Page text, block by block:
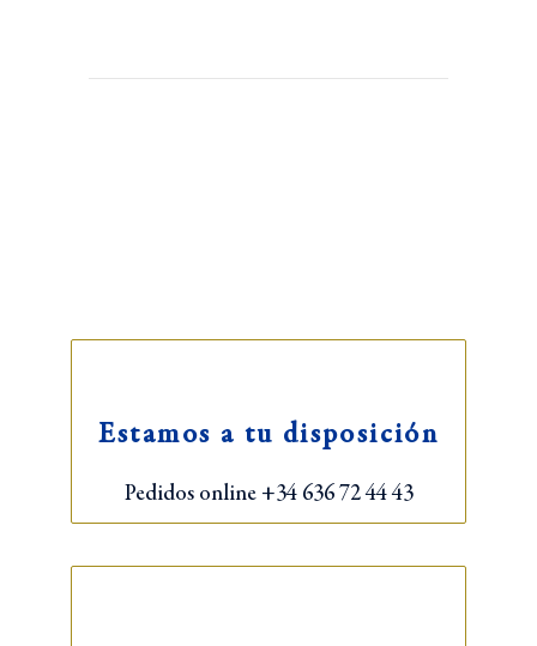
Estamos a tu disposición
Pedidos online +34 636 72 44 43